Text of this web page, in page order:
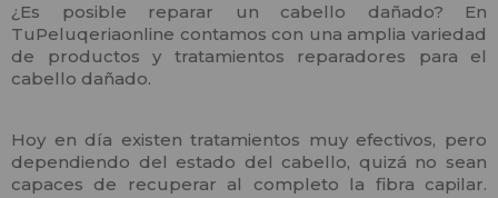
¿Es posible reparar un cabello dañado? En
TuPeluqeriaonline contamos con una amplia variedad
de productos y tratamientos reparadores para el
cabello dañado.
Hoy en día existen tratamientos muy efectivos, pero
dependiendo del estado del cabello, quizá no sean
capaces de recuperar al completo la fibra capilar.